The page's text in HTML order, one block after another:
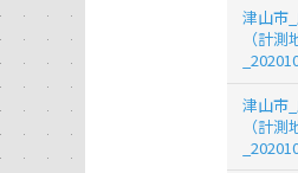
津山市
（計測
津山市
（計測